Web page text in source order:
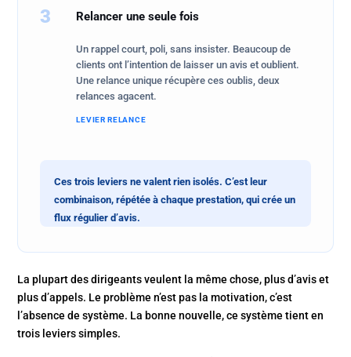
3 Relancer une seule fois
Un rappel court, poli, sans insister. Beaucoup de
clients ont l’intention de laisser un avis et oublient.
Une relance unique récupère ces oublis, deux
relances agacent.
LEVIER RELANCE
Ces trois leviers ne valent rien isolés. C’est leur
combinaison, répétée à chaque prestation, qui crée un
flux régulier d’avis.
La plupart des dirigeants veulent la même chose, plus d’avis et
plus d’appels. Le problème n’est pas la motivation, c’est
l’absence de système. La bonne nouvelle, ce système tient en
trois leviers simples.